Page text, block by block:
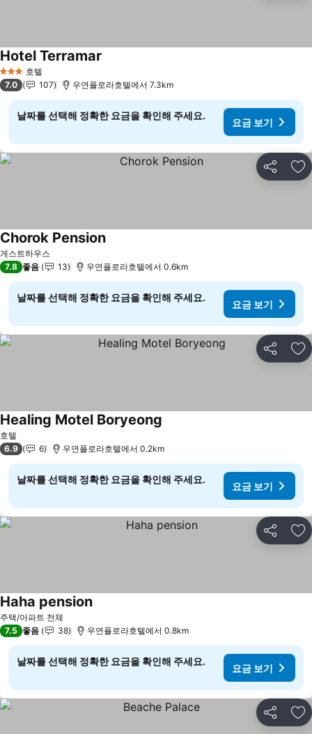
3 성급 호텔
Hotel Terramar
7.0 107 우연플로라호텔에서 7.3km
날짜를 선택해 정확한 요금을 확인해 주세요.
요금 보기
공유 즐
게스트하우스
Chorok Pension요금 보기
7.8 좋음 13 우연플로라호텔에서 0.6km
날짜를 선택해 정확한 요금을 확인해 주세요.
요금 보기
공유 즐
호텔
Healing Motel Boryeong
6.9 6 우연플로라호텔에서 0.2km
날짜를 선택해 정확한 요금을 확인해 주세요.
요금 보기
공유 즐
주택/아파트 전체
Haha pension요금 보기
7.5 좋음 38 우연플로라호텔에서 0.8km
날짜를 선택해 정확한 요금을 확인해 주세요.
요금 보기
공유 즐